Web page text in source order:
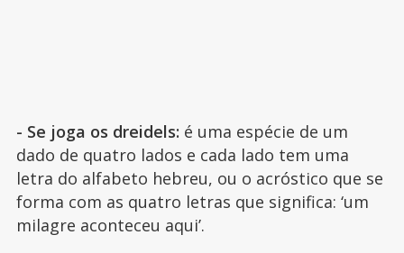
- Se joga os dreidels: é uma espécie de um
dado de quatro lados e cada lado tem uma
letra do alfabeto hebreu, ou o acróstico que se
forma com as quatro letras que significa: ‘um
milagre aconteceu aqui’.